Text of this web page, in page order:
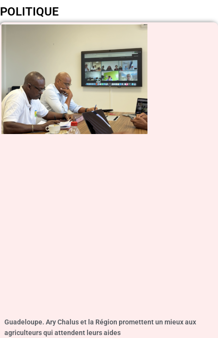
POLITIQUE
Guadeloupe. Ary Chalus et la Région promettent un mieux aux
agriculteurs qui attendent leurs aides